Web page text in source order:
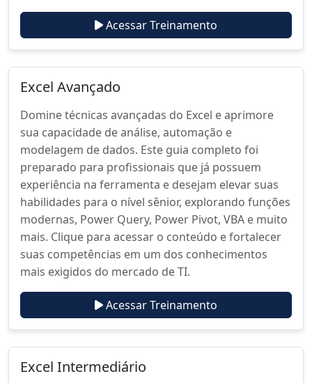
Acessar Treinamento
Excel Avançado
Domine técnicas avançadas do Excel e aprimore
sua capacidade de análise, automação e
modelagem de dados. Este guia completo foi
preparado para profissionais que já possuem
experiência na ferramenta e desejam elevar suas
habilidades para o nível sênior, explorando funções
modernas, Power Query, Power Pivot, VBA e muito
mais. Clique para acessar o conteúdo e fortalecer
suas competências em um dos conhecimentos
mais exigidos do mercado de TI.
Acessar Treinamento
Excel Intermediário